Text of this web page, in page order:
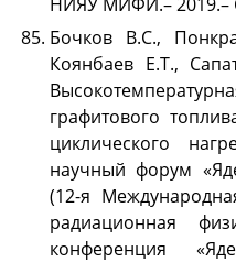
Бочков В.С.,
Коянбаев Е.Т.,
графитового
циклического
научный форум
(12-я
радиационная
конференция